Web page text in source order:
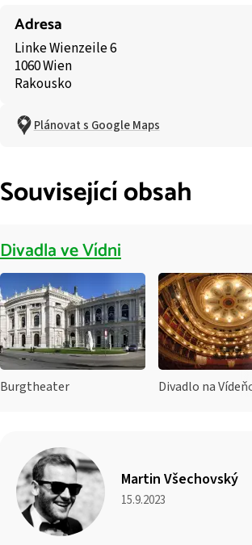
Adresa
Linke Wienzeile 6
1060 Wien
Rakousko
Plánovat s Google Maps
Související obsah
Divadla ve Vídni
Burgtheater Divadlo na
Martin Všechovský
15.9.2023